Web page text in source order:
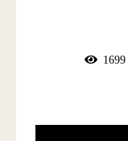
1699